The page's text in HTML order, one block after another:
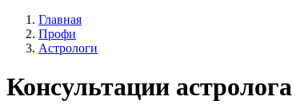
Главная
Профи
Астрологи
Консультации астролога